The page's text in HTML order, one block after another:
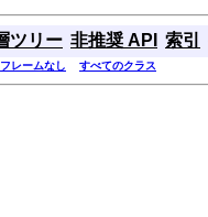
ツリー 非推奨 API 索引
フレームなし すべてのクラス